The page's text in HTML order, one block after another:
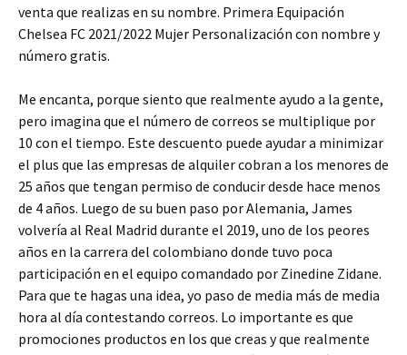
venta que realizas en su nombre. Primera Equipación
Chelsea FC 2021/2022 Mujer Personalización con nombre y
número gratis.
Me encanta, porque siento que realmente ayudo a la gente,
pero imagina que el número de correos se multiplique por
10 con el tiempo. Este descuento puede ayudar a minimizar
el plus que las empresas de alquiler cobran a los menores de
25 años que tengan permiso de conducir desde hace menos
de 4 años. Luego de su buen paso por Alemania, James
volvería al Real Madrid durante el 2019, uno de los peores
años en la carrera del colombiano donde tuvo poca
participación en el equipo comandado por Zinedine Zidane.
Para que te hagas una idea, yo paso de media más de media
hora al día contestando correos. Lo importante es que
promociones productos en los que creas y que realmente